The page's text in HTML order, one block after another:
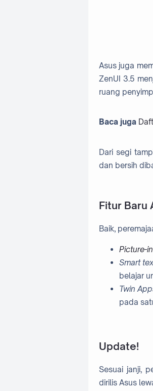
Asus juga
ZenUI 3.5
ruang
Baca juga
Dari segi
dan bersih
Fitur Baru
Baik,
Picture-
Smart
belajar
Twin
pada
Update!
Sesuai janji,
dirilis Asus